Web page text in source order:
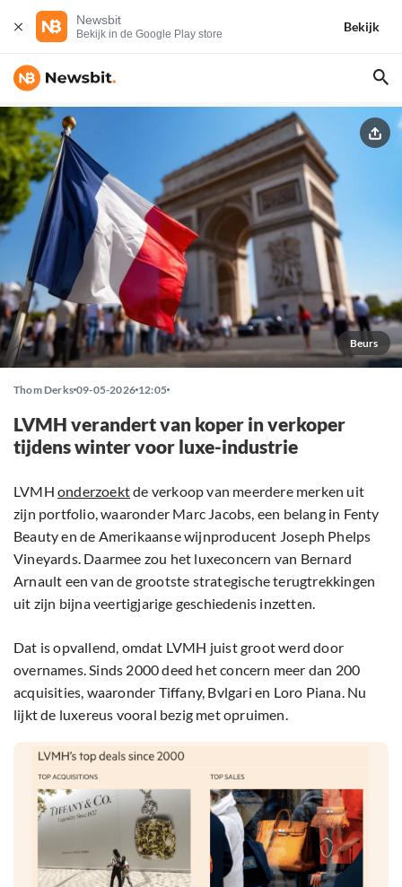
Newsbit
Bekijk in de Google Play store
Bekijk
Beurs
Thom Derks 09-05-2026 12:05
LVMH verandert van koper in verkoper
tijdens winter voor luxe-industrie
LVMH onderzoektde verkoop van meerdere merken uit
zijn portfolio, waaronder Marc Jacobs, een belang in Fenty
Beauty en de Amerikaanse wijnproducent Joseph Phelps
Vineyards. Daarmee zou het luxeconcern van Bernard
Arnault een van de grootste strategische terugtrekkingen
uit zijn bijna veertigjarige geschiedenis inzetten.
Dat is opvallend, omdat LVMH juist groot werd door
overnames. Sinds 2000 deed het concern meer dan 200
acquisities, waaronder Tiffany, Bvlgari en Loro Piana. Nu
lijkt de luxereus vooral bezig met opruimen.